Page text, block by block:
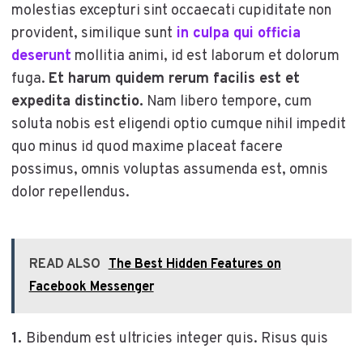
molestias excepturi sint occaecati cupiditate non
provident, similique sunt in culpa qui officia
deserunt mollitia animi, id est laborum et dolorum
fuga. Et harum quidem rerum facilis est et
expedita distinctio. Nam libero tempore, cum
soluta nobis est eligendi optio cumque nihil impedit
quo minus id quod maxime placeat facere
possimus, omnis voluptas assumenda est, omnis
dolor repellendus.
READ ALSO The Best Hidden Features on
Facebook Messenger
1. Bibendum est ultricies integer quis. Risus quis